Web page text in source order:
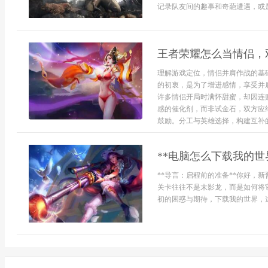
记录队友间的趣事和奇葩遭遇，
王者荣耀怎么当情侣
理解游戏定位，情侣并肩作战的
的初衷，是为了增进感情，享受
许多情侣开局时满怀甜蜜，却因
感的催化剂，而非试金石，双方
鼓励。分工与英雄选择，构建互补
**电脑怎么下载我的
**导言：启程前的准备**你好，新
关卡往往不是末影龙，而是如何
初的困惑与期待，下载我的世界